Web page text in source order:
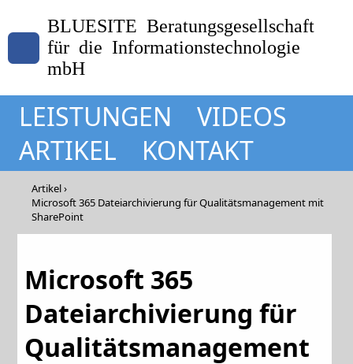
BLUESITE Beratungsgesellschaft
für die Informationstechnologie
mbH
LEISTUNGEN
VIDEOS
ARTIKEL
KONTAKT
Artikel
Microsoft 365 Dateiarchivierung für Qualitätsmanagement mit
SharePoint
Microsoft 365
Dateiarchivierung für
Qualitätsmanagement